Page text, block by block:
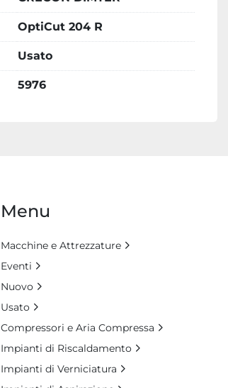
OptiCut 204 R
Usato
5976
Menu
Macchine e Attrezzature
Eventi
Nuovo
Usato
Compressori e Aria Compressa
Impianti di Riscaldamento
Impianti di Verniciatura